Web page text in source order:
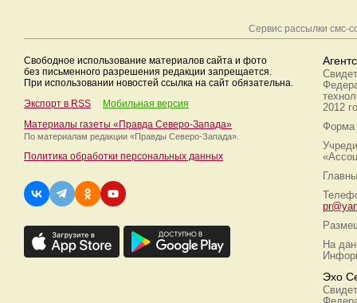
Сервис рассылки смс-
Свободное использование материалов сайта и фото
без письменного разрешения редакции запрещается.
При использовании новостей ссылка на сайт обязательна.
Экспорт в RSS
Мобильная версия
Материалы газеты «Правда Северо-Запада»
По материалам редакции «Правды Северо-Запада».
Политика обработки персональных данных
2012
Форма
На
Эхо